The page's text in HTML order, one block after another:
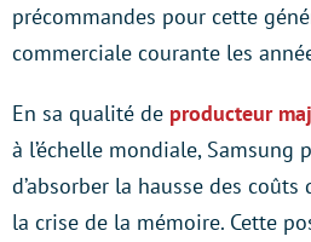
précommandes pour cette
commerciale courante les
En sa qualité de producteur
à l’échelle mondiale, Samsung
d’absorber la hausse des
la crise de la mémoire. Cette